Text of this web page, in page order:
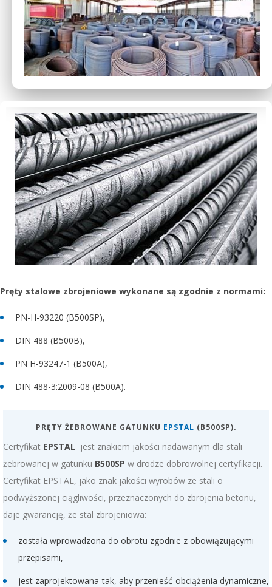
Pręty stalowe zbrojeniowe wykonane są zgodnie z normami:
PN-H-93220 (B500SP),
DIN 488 (B500B),
PN H-93247-1 (B500A),
DIN 488-3:2009-08 (B500A).
PRĘTY ŻEBROWANE GATUNKU EPSTAL (B500SP).
Certyfikat EPSTAL jest znakiem jakości nadawanym dla stali
żebrowanej w gatunku B500SP w drodze dobrowolnej certyfikacji.
Certyfikat EPSTAL, jako znak jakości wyrobów ze stali o
podwyższonej ciągliwości, przeznaczonych do zbrojenia betonu,
daje gwarancję, że stal zbrojeniowa:
została wprowadzona do obrotu zgodnie z obowiązującymi
przepisami,
jest zaprojektowana tak, aby przenieść obciążenia dynamiczne,